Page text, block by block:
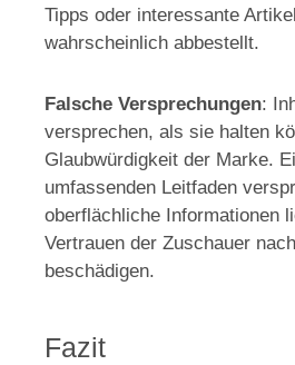
Tipps oder interessante
wahrscheinlich abbestellt.
Falsche Versprechungen:
versprechen, als sie halten
Glaubwürdigkeit der Marke.
umfassenden Leitfaden
oberflächliche Informationen
Vertrauen der Zuschauer
beschädigen.
Fazit